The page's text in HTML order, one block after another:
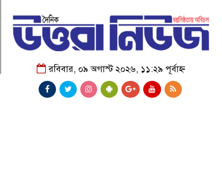
রবিবার, ০৯ অগাস্ট ২০২৬, ১১:২৯ পূর্বাহ্ন